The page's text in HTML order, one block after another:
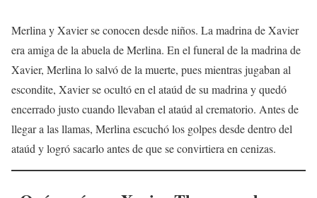
Merlina y Xavier se conocen desde niños. La madrina de Xavier
era amiga de la abuela de Merlina. En el funeral de la madrina de
Xavier, Merlina lo salvó de la muerte, pues mientras jugaban al
escondite, Xavier se ocultó en el ataúd de su madrina y quedó
encerrado justo cuando llevaban el ataúd al crematorio. Antes de
llegar a las llamas, Merlina escuchó los golpes desde dentro del
ataúd y logró sacarlo antes de que se convirtiera en cenizas.